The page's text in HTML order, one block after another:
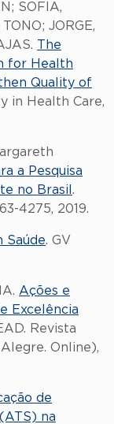
SOFIA,
JORGE,
The
for Health
Quality of
in Health Care,
a Pesquisa
no Brasil .
4275, 2019.
Saúde. GV
Ações e
Excelência
Revista
Online),
de
na